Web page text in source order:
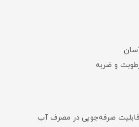
رطوبت و ضربه
صرفه‌جویی در مصرف آب